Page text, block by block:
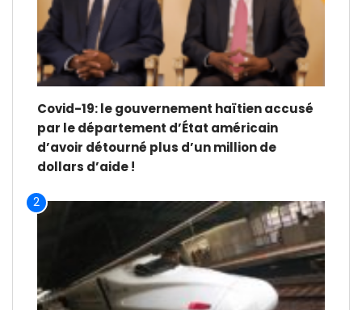
Covid-19: le gouvernement haïtien accusé
par le département d’État américain
d’avoir détourné plus d’un million de
dollars d’aide !
2